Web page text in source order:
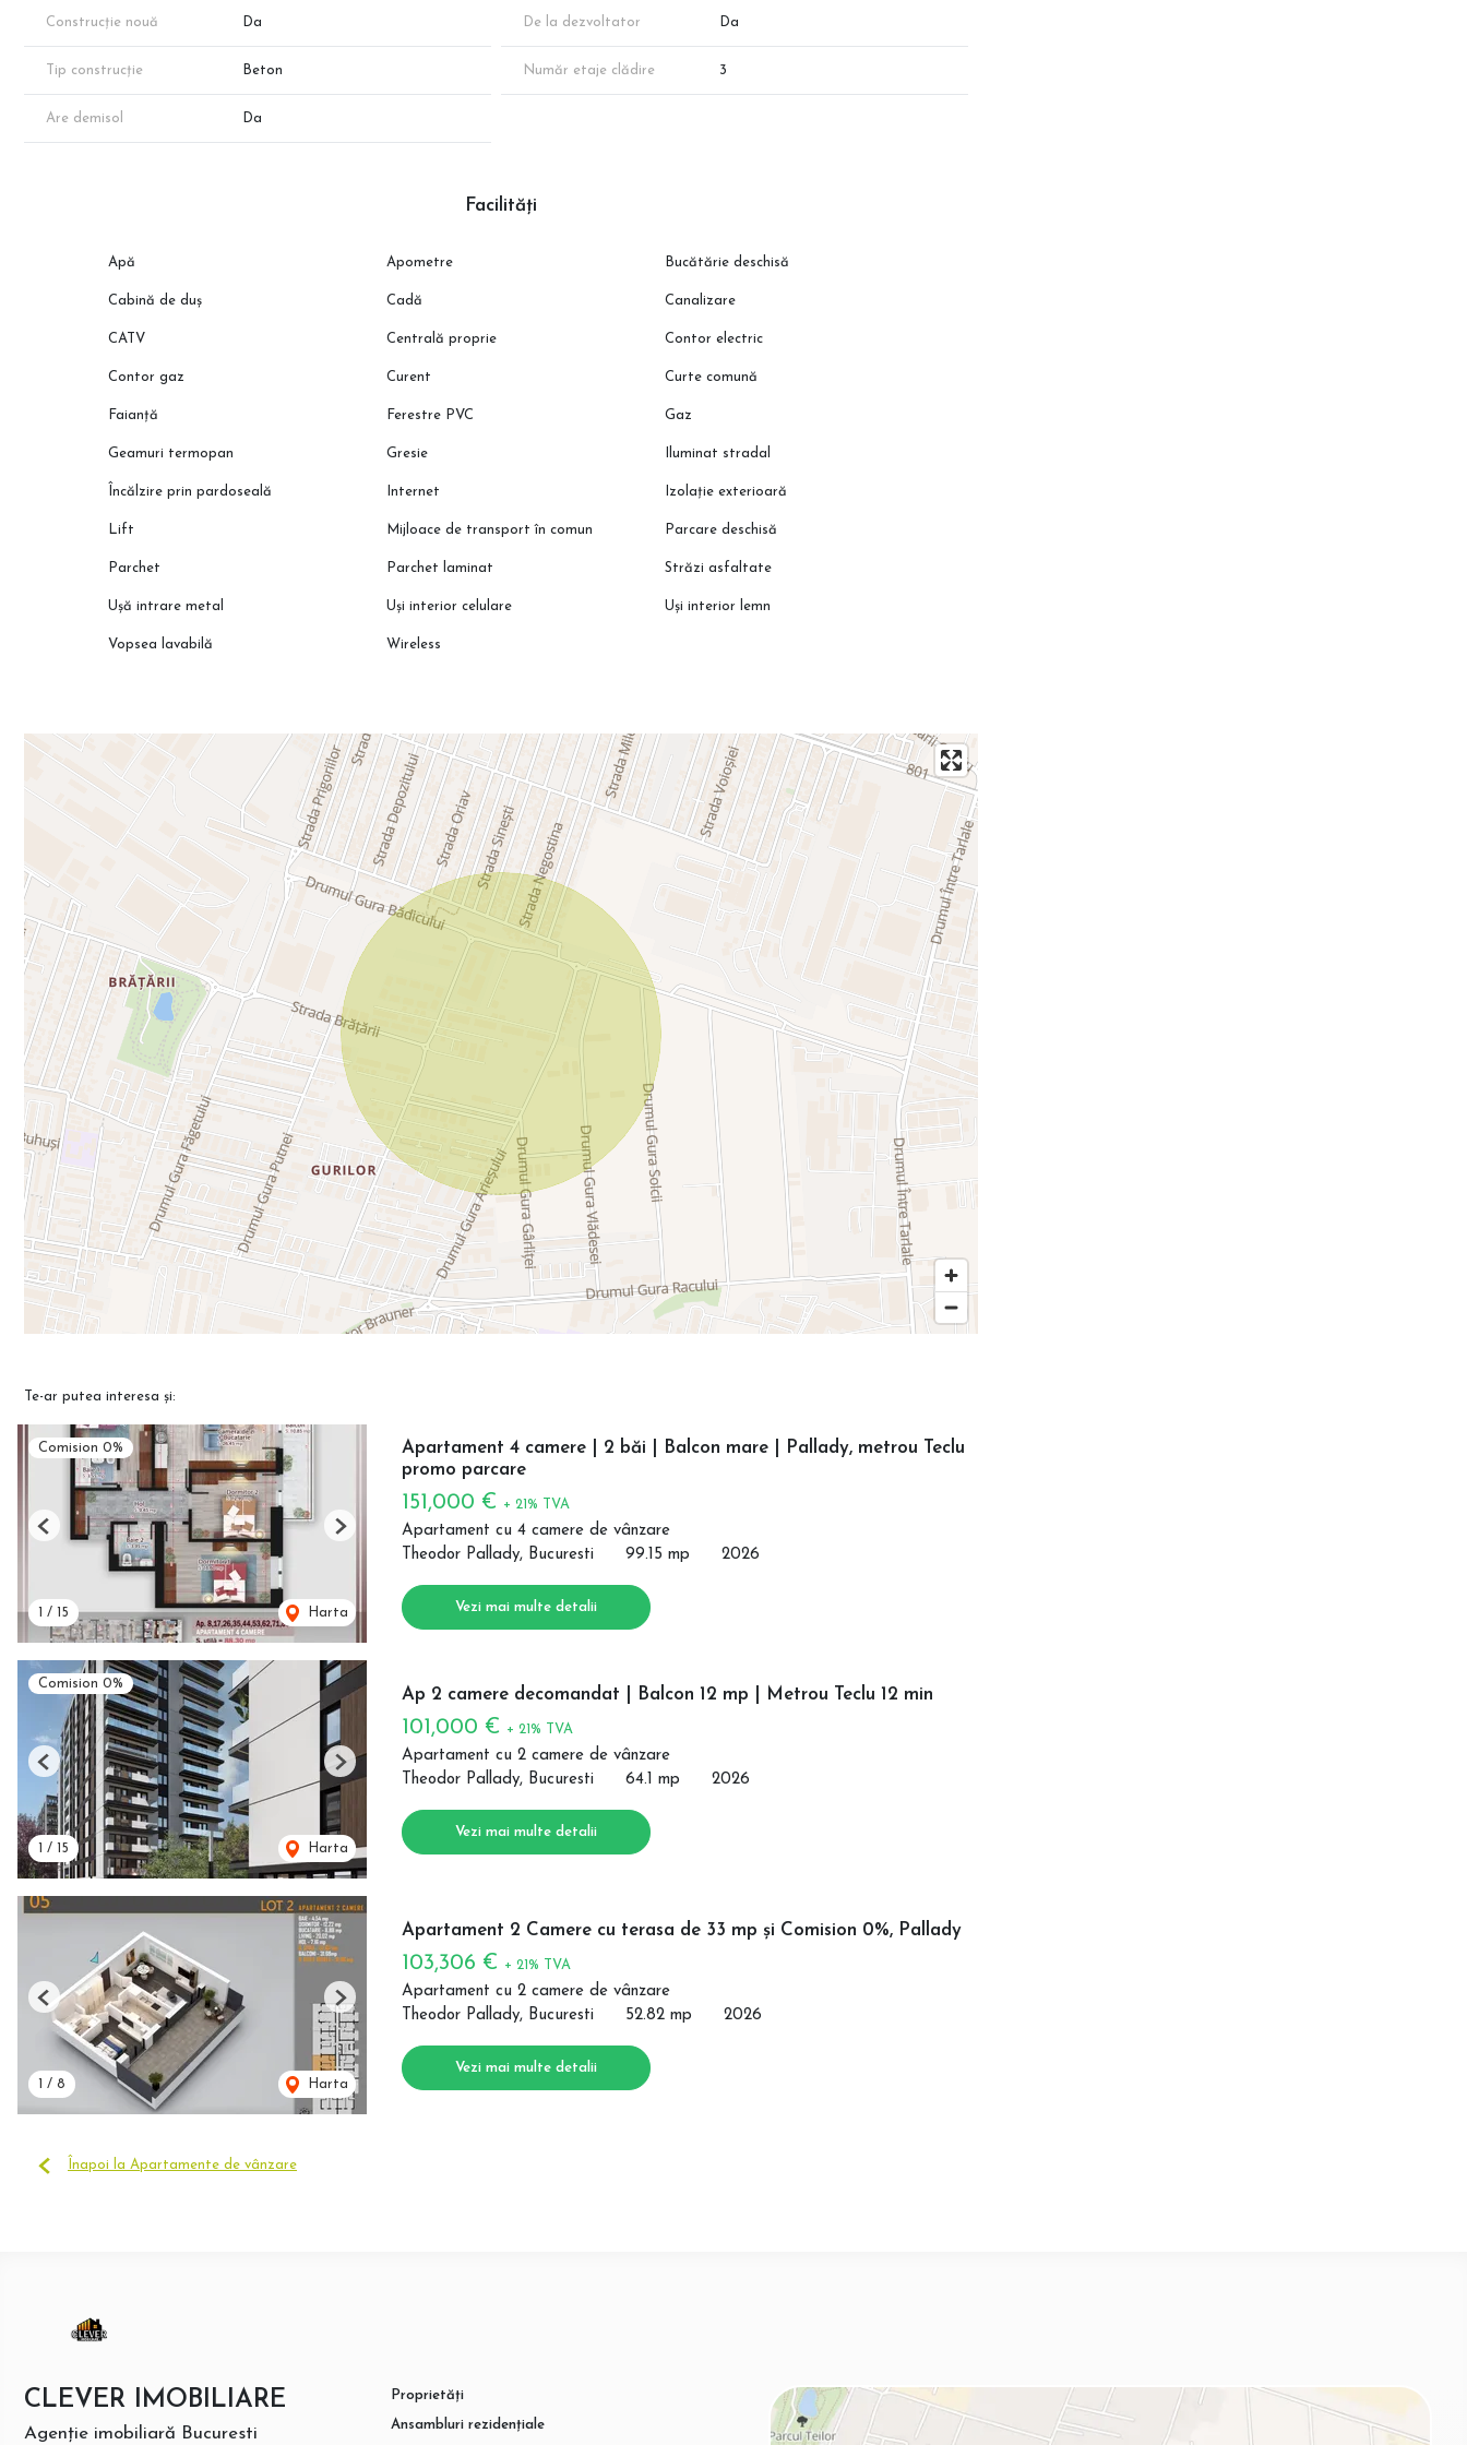
Construcție nouă Da De la dezvoltator Da
Tip construcție Beton Număr etaje clădire 3
Are demisol Da
Facilități
Apă Apometre Bucătărie deschisă
Cabină de duș Cadă Canalizare
CATV Centrală proprie Contor electric
Contor gaz Curent Curte comună
Faianță Ferestre PVC Gaz
Geamuri termopan Gresie Iluminat stradal
Încălzire prin pardoseală Internet Izolație exterioară
Lift Mijloace de transport în comun Parcare deschisă
Parchet Parchet laminat Străzi asfaltate
Ușă intrare metal Uși interior celulare Uși interior lemn
Vopsea lavabilă Wireless
Te-ar putea interesa și:
Comision 0%
/ 15 Harta
Previous Next
Apartament 4 camere | 2 băi | Balcon mare | Pallady, metrou Teclu
promo parcare
151,000 € + 21% TVA
Apartament cu 4 camere de vânzare
Theodor Pallady, Bucuresti
99.15 mp 2026
Vezi mai multe detalii
Comision 0%
/ 15 Harta
Previous Next
Ap 2 camere decomandat | Balcon 12 mp | Metrou Teclu 12 min
101,000 € + 21% TVA
Apartament cu 2 camere de vânzare
Theodor Pallady, Bucuresti
64.1 mp 2026
Vezi mai multe detalii
/ 8 Harta
Previous Next
Apartament 2 Camere cu terasa de 33 mp și Comision 0%, Pallady
103,306 € + 21% TVA
Apartament cu 2 camere de vânzare
Theodor Pallady, Bucuresti
52.82 mp 2026
Vezi mai multe detalii
Înapoi la Apartamente de vânzare
CLEVER IMOBILIARE
Agenție imobiliară Bucuresti
Proprietăți
Ansambluri rezidențiale